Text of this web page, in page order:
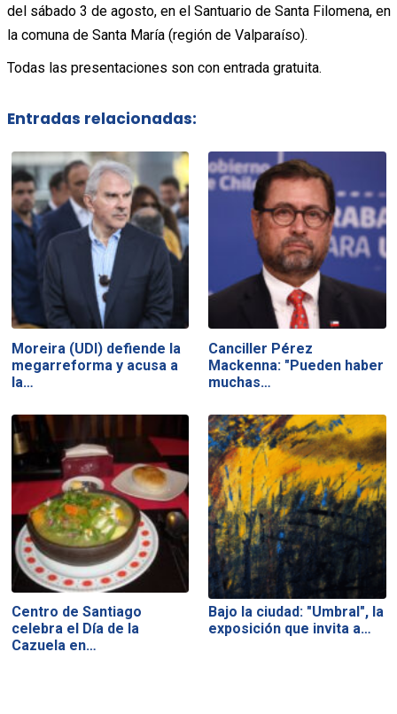
del sábado 3 de agosto, en el Santuario de Santa Filomena, en
la comuna de Santa María (región de Valparaíso).
Todas las presentaciones son con entrada gratuita.
Entradas relacionadas:
Moreira (UDI) defiende la
megarreforma y acusa a
la…
Canciller Pérez
Mackenna: "Pueden haber
muchas…
Centro de Santiago
celebra el Día de la
Cazuela en…
Bajo la ciudad: "Umbral", la
exposición que invita a…